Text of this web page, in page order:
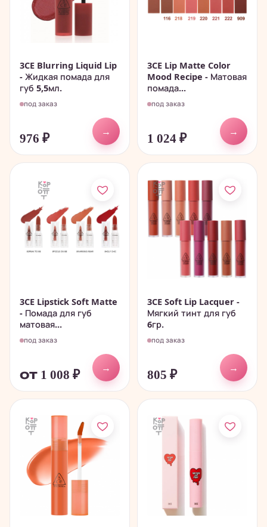
3CE Blurring Liquid Lip
- Жидкая помада для
губ 5,5мл.
под заказ
976 ₽
→
3CE Lip Matte Color
Mood Recipe - Матовая
помада...
под заказ
1 024 ₽
→
3CE Lipstick Soft Matte
- Помада для губ
матовая...
под заказ
от 1 008 ₽
→
3CE Soft Lip Lacquer -
Мягкий тинт для губ
6гр.
под заказ
805 ₽
→